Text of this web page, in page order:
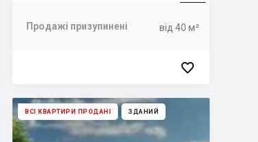
від 40 м²
Продажі призупинені

ВСІ КВАРТИРИ ПРОДАНІ ЗДАНИЙ